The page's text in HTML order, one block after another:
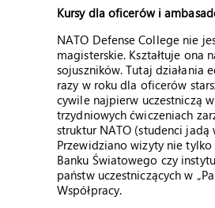
Kursy dla oficerów i
NATO Defense College nie
magisterskie. Kształtuje ona
sojuszników. Tutaj działania
razy w roku dla oficerów
cywile najpierw uczestniczą
trzydniowych ćwiczeniach
struktur NATO (studenci jadą
Przewidziano wizyty nie
Banku Światowego czy
państw uczestniczących w
Współpracy.